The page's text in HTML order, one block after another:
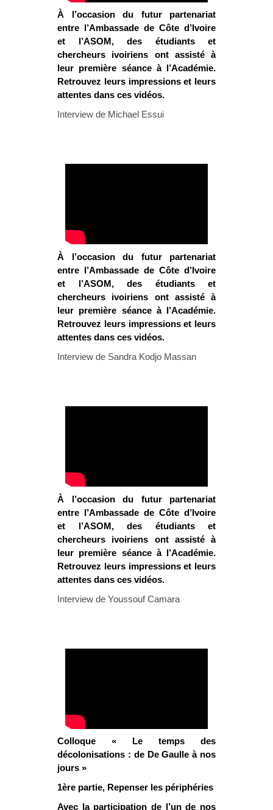
À l’occasion du futur partenariat
entre l’Ambassade de Côte d’Ivoire
et l’ASOM, des étudiants et
chercheurs ivoiriens ont assisté à
leur première séance à l’Académie.
Retrouvez leurs impressions et leurs
attentes dans ces vidéos.
Interview de Michael Essui
À l’occasion du futur partenariat
entre l’Ambassade de Côte d’Ivoire
et l’ASOM, des étudiants et
chercheurs ivoiriens ont assisté à
leur première séance à l’Académie.
Retrouvez leurs impressions et leurs
attentes dans ces vidéos.
Interview de Sandra Kodjo Massan
À l’occasion du futur partenariat
entre l’Ambassade de Côte d’Ivoire
et l’ASOM, des étudiants et
chercheurs ivoiriens ont assisté à
leur première séance à l’Académie.
Retrouvez leurs impressions et leurs
attentes dans ces vidéos.
Interview de Youssouf Camara
Colloque « Le temps des
décolonisations : de De Gaulle à nos
jours »
1ère partie, Repenser les périphéries
Avec la participation de l’un de nos